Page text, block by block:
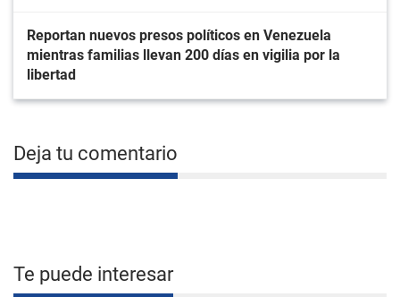
Reportan nuevos presos políticos en Venezuela
mientras familias llevan 200 días en vigilia por la
libertad
Deja tu comentario
Te puede interesar